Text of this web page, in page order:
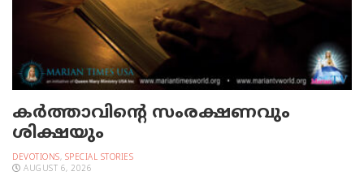
കർത്താവിന്റെ സംരക്ഷണവും
ശിക്ഷയും
DEVOTIONS, SPECIAL STORIES
AUGUST 6, 2026